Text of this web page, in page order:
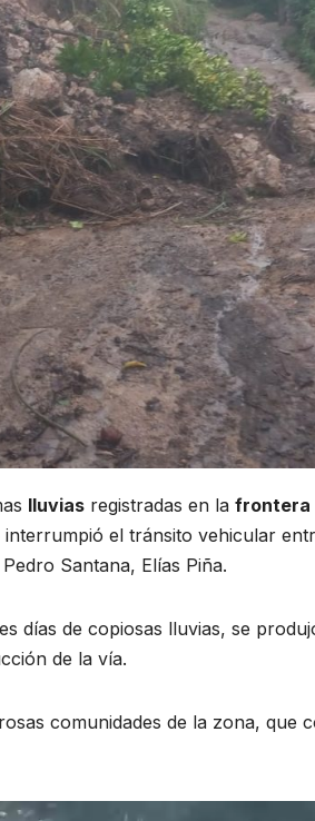
lluvias registradas en la frontera
el tránsito vehicular
Santana, Elías Piña.
días de copiosas lluvias, se
de la vía.
comunidades de la zona, que